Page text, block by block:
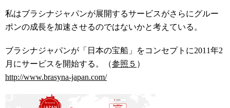
私はブラシナジャパンが展開するサービスがさらにグルー
ポンの成長を加速させるのではないかと考えている。
ブラシナジャパンが「日本の宝船」をコンセプトに2011年2
月にサービスを開始する。（参照５ ）
http://www.brasyna-japan.com/